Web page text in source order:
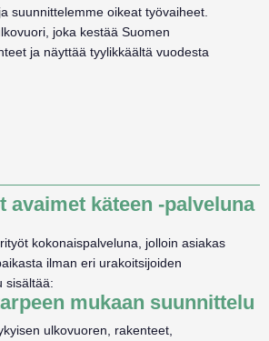
suunnittelemme oikeat työvaiheet.
joka kestää Suomen
ja näyttää tyylikkäältä vuodesta
avaimet käteen -palveluna
kokonaispalveluna, jolloin asiakas
ilman eri urakoitsijoiden
sisältää:
mukaan suunnittelu
ulkovuoren, rakenteet,